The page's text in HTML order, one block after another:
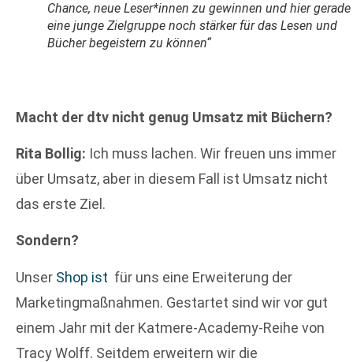
Chance, neue Leser*innen zu gewinnen und hier gerade
eine junge Zielgruppe noch stärker für das Lesen und
Bücher begeistern zu können“
Macht der dtv nicht genug Umsatz mit Büchern?
Rita Bollig: Ich muss lachen. Wir freuen uns immer
über Umsatz, aber in diesem Fall ist Umsatz nicht
das erste Ziel.
Sondern?
Unser Shop ist für uns eine Erweiterung der
Marketingmaßnahmen. Gestartet sind wir vor gut
einem Jahr mit der Katmere-Academy-Reihe von
Tracy Wolff. Seitdem erweitern wir die